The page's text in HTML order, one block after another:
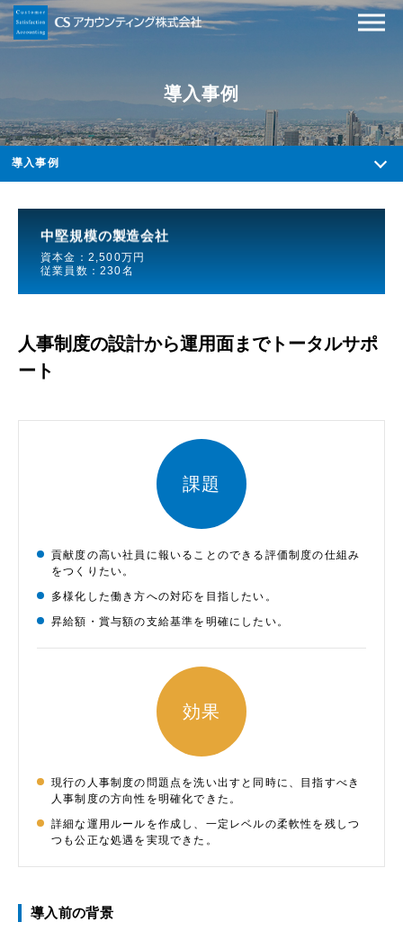
導入事例
導入事例
中堅規模の製造会社
資本金：2,500万円
従業員数：230名
人事制度の設計から運用面までトータルサポ
ート
課題
貢献度の高い社員に報いることのできる評価制度の仕組み
をつくりたい。
多様化した働き方への対応を目指したい。
昇給額・賞与額の支給基準を明確にしたい。
効果
現行の人事制度の問題点を洗い出すと同時に、目指すべき
人事制度の方向性を明確化できた。
詳細な運用ルールを作成し、一定レベルの柔軟性を残しつ
つも公正な処遇を実現できた。
導入前の背景